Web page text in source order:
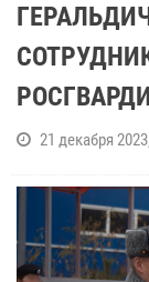
21 декабря